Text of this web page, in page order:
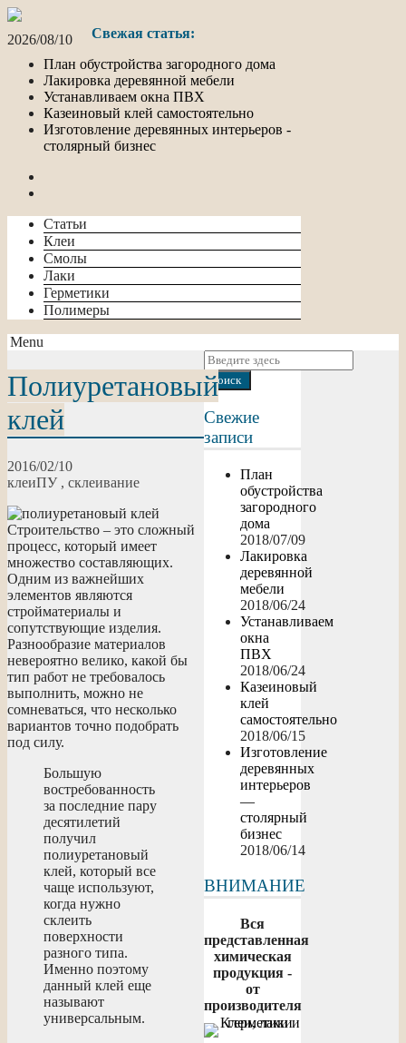
2026/08/10
Свежая статья:
План обустройства загородного дома
Лакировка деревянной мебели
Устанавливаем окна ПВХ
Казеиновый клей самостоятельно
Изготовление деревянных интерьеров -
столярный бизнес
Статьи
Клеи
Смолы
Лаки
Герметики
Полимеры
Menu
Свежие
записи
План
обустройства
загородного
дома
2018/07/09
Лакировка
деревянной
мебели
2018/06/24
Устанавливаем
окна
ПВХ
2018/06/24
Казеиновый
клей
самостоятельно
2018/06/15
Изготовление
деревянных
интерьеров
—
столярный
бизнес
2018/06/14
ВНИМАНИЕ
Вся
представленная
химическая
продукция -
от
производителя
Полиуретановый
клей
2016/02/10
клеиПУ, склеивание
Строительство – это сложный
процесс, который имеет
множество составляющих.
Одним из важнейших
элементов являются
стройматериалы и
сопутствующие изделия.
Разнообразие материалов
невероятно велико, какой бы
тип работ не требовалось
выполнить, можно не
сомневаться, что несколько
вариантов точно подобрать
под силу.
Большую
востребованность
за последние пару
десятилетий
получил
полиуретановый
клей, который все
чаще используют,
когда нужно
склеить
поверхности
разного типа.
Именно поэтому
данный клей еще
называют
универсальным.